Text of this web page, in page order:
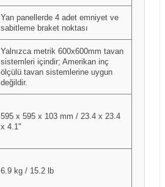
Yan panellerde 4 adet emniyet ve
sabitleme braket noktası
Yalnızca metrik 600x600mm tavan
sistemleri içindir; Amerikan inç
ölçülü tavan sistemlerine uygun
değildir.
595 x 595 x 103 mm / 23.4 x 23.4
x 4.1"
6.9 kg / 15.2 lb